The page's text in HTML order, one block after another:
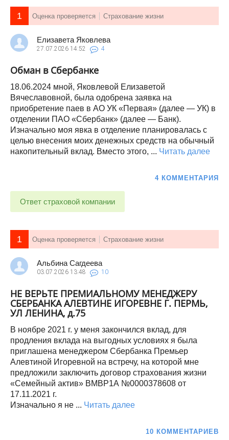
1 Оценка проверяется Страхование жизни
Елизавета Яковлева
27.07.2026 14:52 4
Обман в Сбербанке
18.06.2024 мной, Яковлевой Елизаветой
Вячеславовной, была одобрена заявка на
приобретение паев в АО УК «Первая» (далее — УК) в
отделении ПАО «Сбербанк» (далее — Банк).
Изначально моя явка в отделение планировалась с
целью внесения моих денежных средств на обычный
накопительный вклад. Вместо этого, ... Читать далее
4 КОММЕНТАРИЯ
Ответ страховой компании
1 Оценка проверяется Страхование жизни
Альбина Сагдеева
03.07.2026 13:48 10
НЕ ВЕРЬТЕ ПРЕМИАЛЬНОМУ МЕНЕДЖЕРУ
СБЕРБАНКА АЛЕВТИНЕ ИГОРЕВНЕ Г. ПЕРМЬ,
УЛ ЛЕНИНА, д.75
В ноябре 2021 г. у меня закончился вклад, для
продления вклада на выгодных условиях я была
приглашена менеджером Сбербанка Премьер
Алевтиной Игоревной на встречу, на которой мне
предложили заключить договор страхования жизни
«Семейный актив» ВМВР1А №0000378608 от
17.11.2021 г.
Изначально я не ... Читать далее
10 КОММЕНТАРИЕВ